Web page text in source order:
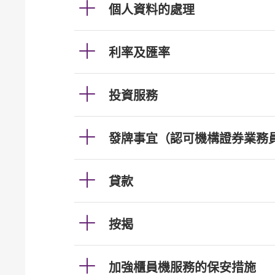
個人資料的處理
利率及匯率
投資服務
發牌事宜（認可機構證券業務
貸款
按揭
加強櫃員機服務的保安措施